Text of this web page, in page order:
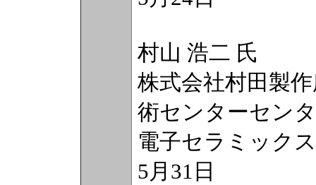
村山 浩二 氏
株式会社村田製
術センターセン
電子セラミック
5月31日